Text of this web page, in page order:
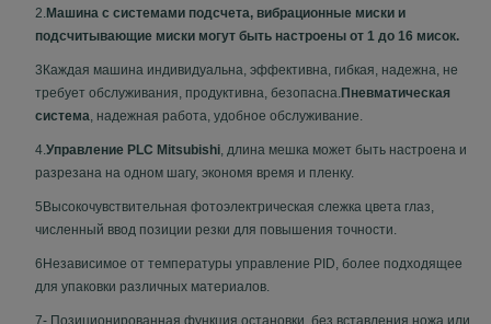
2. Машина с системами подсчета, вибрационные миски и
подсчитывающие миски могут быть настроены от 1 до 16 мисок.
3Каждая машина индивидуальна, эффективна, гибкая, надежна, не
требует обслуживания, продуктивна, безопасна. Пневматическая
система , надежная работа, удобное обслуживание.
4. Управление PLC Mitsubishi , длина мешка может быть настроена и
разрезана на одном шагу, экономя время и пленку.
5Высокочувствительная фотоэлектрическая слежка цвета глаз,
численный ввод позиции резки для повышения точности.
6Независимое от температуры управление PID, более подходящее
для упаковки различных материалов.
7- Позиционированная функция остановки, без вставления ножа или